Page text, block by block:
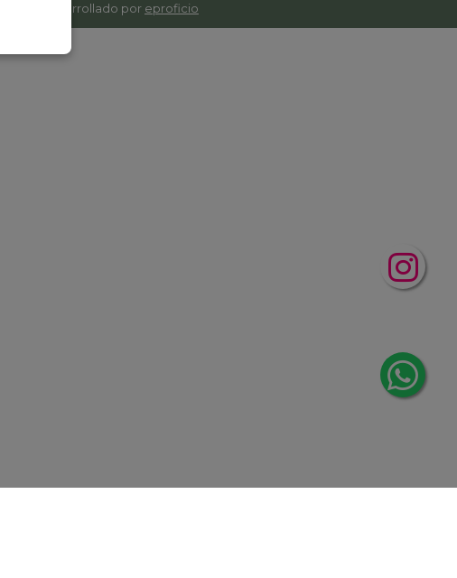
| Sitio desarrollado por eproficio